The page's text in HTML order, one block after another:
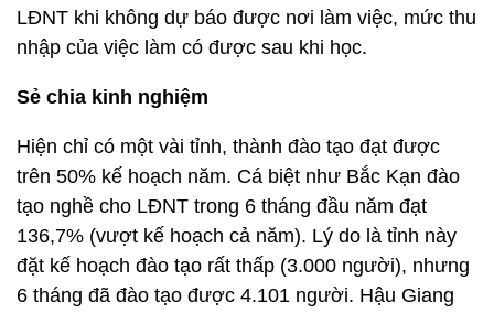
LĐNT khi không dự báo được nơi làm việc, mức thu
nhập của việc làm có được sau khi học.
Sẻ chia kinh nghiệm
Hiện chỉ có một vài tỉnh, thành đào tạo đạt được
trên 50% kế hoạch năm. Cá biệt như Bắc Kạn đào
tạo nghề cho LĐNT trong 6 tháng đầu năm đạt
136,7% (vượt kế hoạch cả năm). Lý do là tỉnh này
đặt kế hoạch đào tạo rất thấp (3.000 người), nhưng
6 tháng đã đào tạo được 4.101 người. Hậu Giang